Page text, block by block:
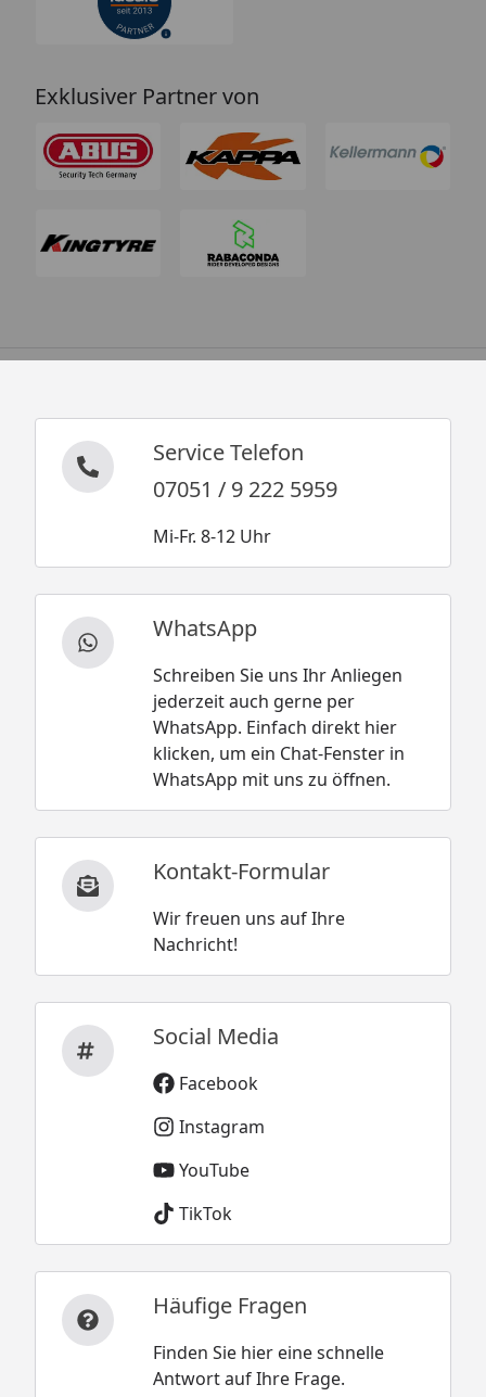
Exklusiver Partner von
Service Telefon
07051 / 9 222 5959
Mi-Fr. 8-12 Uhr
WhatsApp
Schreiben Sie uns Ihr Anliegen
jederzeit auch gerne per
WhatsApp. Einfach direkt hier
klicken, um ein Chat-Fenster in
WhatsApp mit uns zu öffnen.
Kontakt-Formular
Wir freuen uns auf Ihre
Nachricht!
Social Media
Facebook
Instagram
YouTube
TikTok
Häufige Fragen
Finden Sie hier eine schnelle
Antwort auf Ihre Frage.